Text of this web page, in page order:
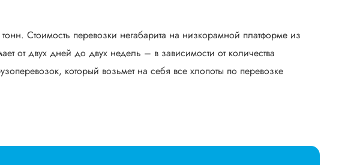
Стоимость перевозки негабарита на низкорамной платформе из
от двух дней до двух недель – в зависимости от количества
который возьмет на себя все хлопоты по перевозке